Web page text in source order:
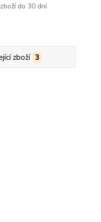
zboží do 30 dní
zboží 3